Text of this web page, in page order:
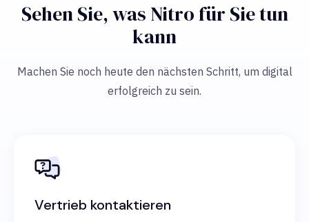
Sehen Sie, was Nitro für Sie tun
kann
Machen Sie noch heute den nächsten Schritt, um digital
erfolgreich zu sein.
Vertrieb kontaktieren